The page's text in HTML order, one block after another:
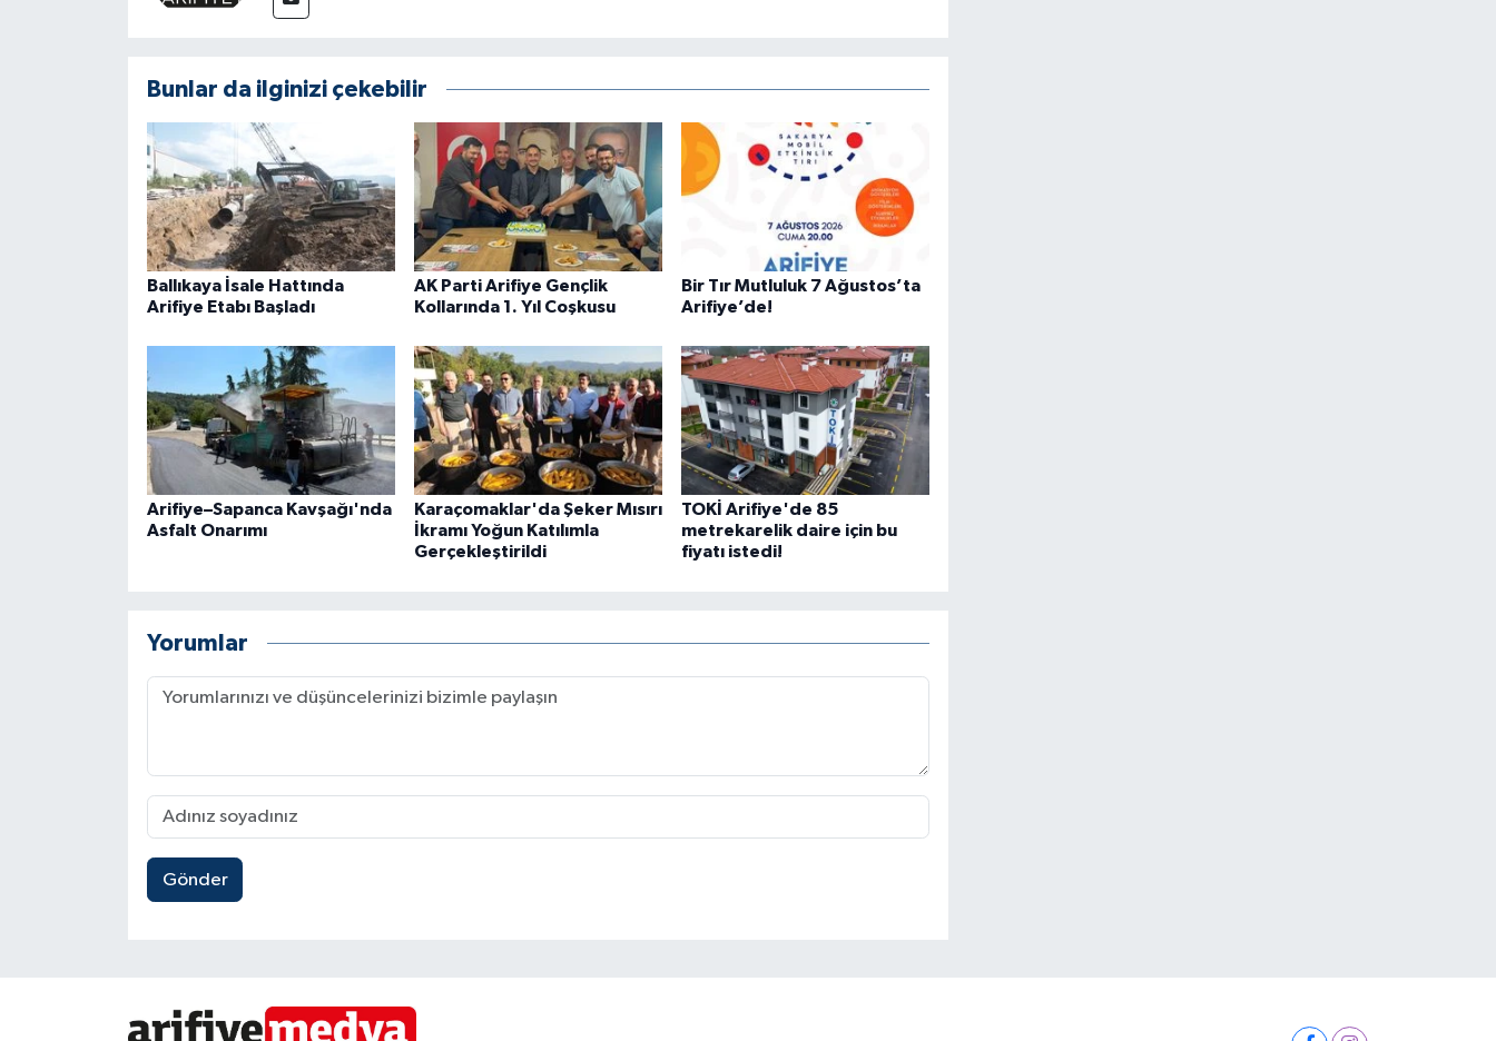
Bunlar da ilginizi çekebilir
Ballıkaya İsale Hattında
Arifiye Etabı Başladı
AK Parti Arifiye Gençlik
Kollarında 1. Yıl Coşkusu
Bir Tır Mutluluk 7 Ağustos’ta
Arifiye’de!
Arifiye–Sapanca Kavşağı'nda
Asfalt Onarımı
Karaçomaklar'da Şeker Mısırı
İkramı Yoğun Katılımla
Gerçekleştirildi
TOKİ Arifiye'de 85
metrekarelik daire için bu
fiyatı istedi!
Yorumlar
Gönder